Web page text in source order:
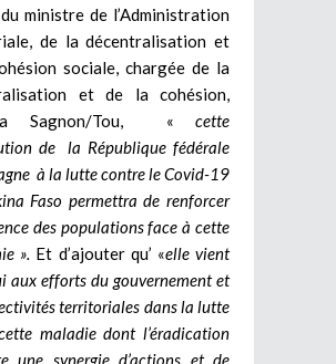
ministre de l’Administration
de la décentralisation et
sociale, chargée de la
et de la cohésion,
Sagnon/Tou, « cette
de la République fédérale
à la lutte contre le Covid-19
Faso permettra de renforcer
des populations face à cette
». Et d’ajouter qu’ «elle vient
aux efforts du gouvernement et
territoriales dans la lutte
maladie dont l’éradication
une synergie d’actions et de